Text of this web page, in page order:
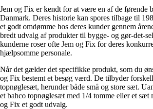
Jem og Fix er kendt for at være en af de førende
Danmark. Deres historie kan spores tilbage til
et godt omdømme hos deres kunder gennem
bredt udvalg af produkter til bygge- og gør-det-
kunderne roser ofte Jem og Fix for deres
hjælpsomme personale.
Når det gælder det specifikke produkt, som du
og Fix bestemt et besøg værd. De tilbyder
topnøglesæt, herunder både små og store sæt.
et bahco topnøglesæt med 1/4 tomme eller et sæt
og Fix et godt udvalg.